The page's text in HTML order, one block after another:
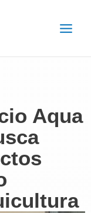
Aqua